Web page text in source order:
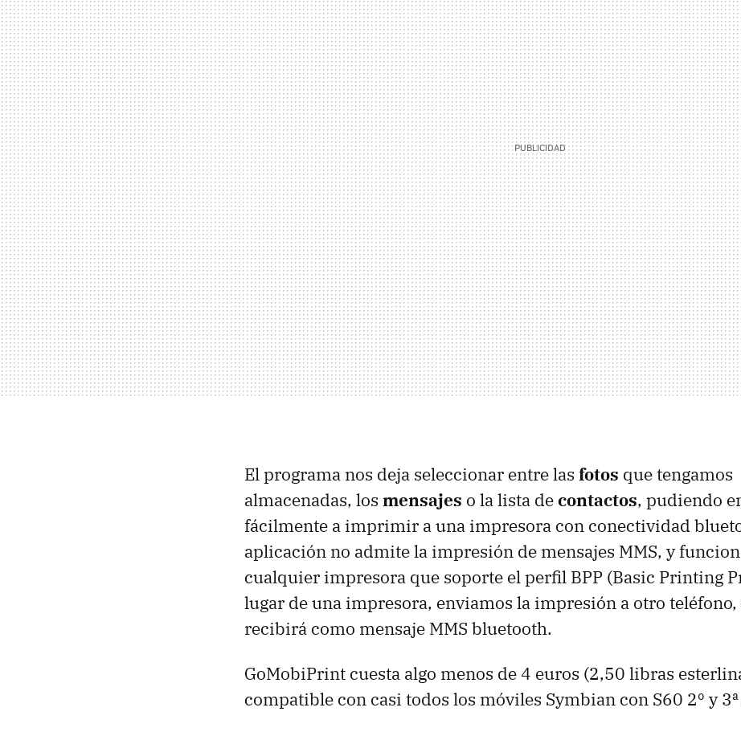
El programa nos deja seleccionar entre las fotos que tengamos
almacenadas, los mensajes o la lista decontactos, pudiendo
fácilmente a imprimir a una impresora con conectividad
aplicación no admite la impresión de mensajes MMS, y
cualquier impresora que soporte el perfil BPP (Basic Printing
lugar de una impresora, enviamos la impresión a otro teléfono,
recibirá como mensaje MMS bluetooth.
GoMobiPrint cuesta algo menos de 4 euros (2,50 libras
compatible con casi todos los móviles Symbian con S60 2º y